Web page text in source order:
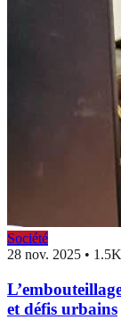
Société
28 nov. 2025 •
et défis urbains